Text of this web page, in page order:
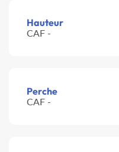
Hauteur
CAF -
Perche
CAF -